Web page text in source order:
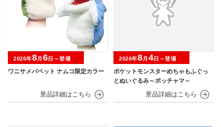
ワニサメパペット ナムコ限定カラー
2026年8月 6日～登場
ポケットモンスターめちゃもふぐっ
とぬいぐるみ～ポッチャマ～
2026年8月 4日～登場